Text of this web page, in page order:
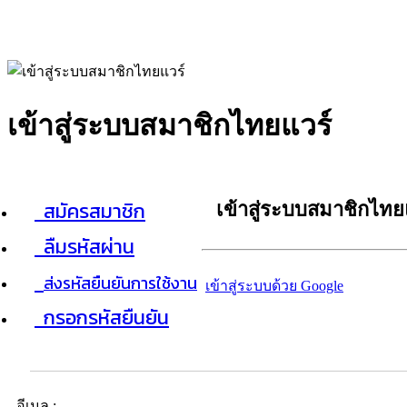
เข้าสู่ระบบสมาชิกไทยแวร์
สมัครสมาชิก
ลืมรหัสผ่าน
ส่งรหัสยืนยันการใช้งาน
กรอกรหัสยืนยัน
เข้าสู่ระบบสมาชิกไท
เข้าสู่ระบบด้วย Google